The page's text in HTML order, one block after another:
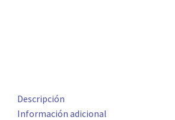
Descripción
Información adicional